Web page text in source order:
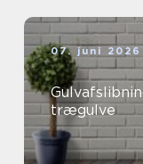
07. juni 2026
trægulve